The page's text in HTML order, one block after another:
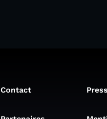
Contact